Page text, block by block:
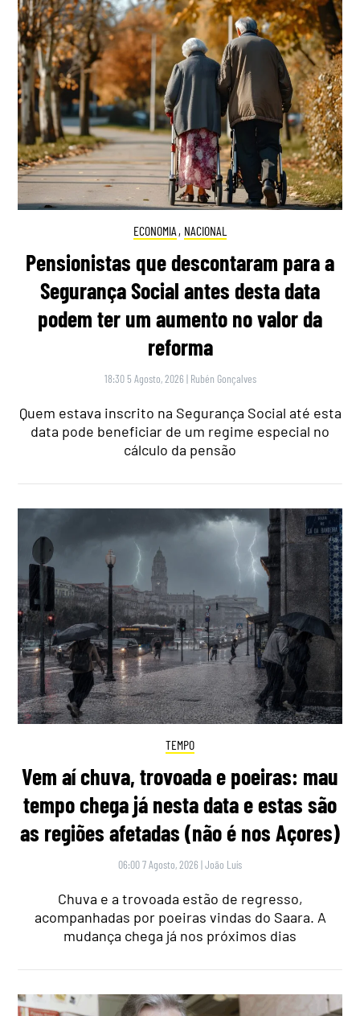
ECONOMIA , NACIONAL
Pensionistas que descontaram para a
Segurança Social antes desta data
podem ter um aumento no valor da
reforma
18:30 5 Agosto, 2026 | Rubén Gonçalves
Quem estava inscrito na Segurança Social até esta
data pode beneficiar de um regime especial no
cálculo da pensão
TEMPO
Vem aí chuva, trovoada e poeiras: mau
tempo chega já nesta data e estas são
as regiões afetadas (não é nos Açores)
06:00 7 Agosto, 2026 |João Luís
Chuva e a trovoada estão de regresso,
acompanhadas por poeiras vindas do Saara. A
mudança chega já nos próximos dias